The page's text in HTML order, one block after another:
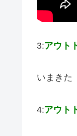
3:アウト
いまきた
4:アウト